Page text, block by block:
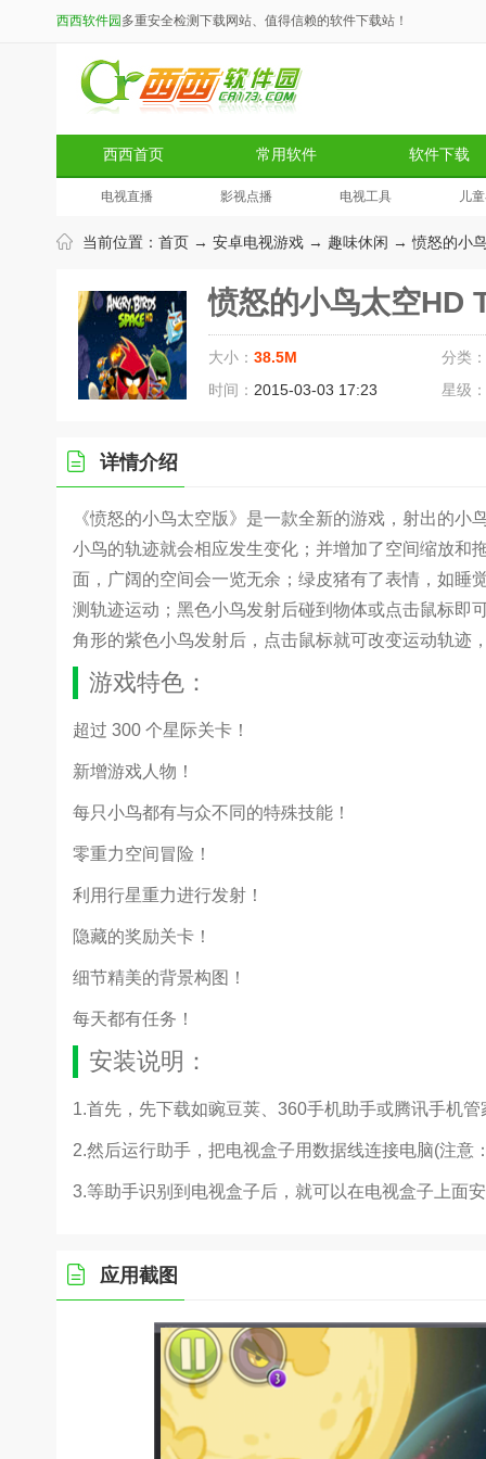
西西软件园 多重安全检测下载网站、值得信赖的软件下载站！
西西首页 常用软件 软件下载
电视直播 影视点播 电视工具 儿
当前位置： 首页 → 安卓电视游戏 → 趣味休闲 → 愤怒的小
愤怒的小鸟太空HD
大小： 38.5M
分类：
时间： 2015-03-03 17:23 星级：
详情介绍
《愤怒的小鸟太空版》是一款全新的游戏，射出的
小鸟的轨迹就会相应发生变化；并增加了空间缩放和
面，广阔的空间会一览无余；绿皮猪有了表情，如睡
测轨迹运动；黑色小鸟发射后碰到物体或点击鼠标即
角形的紫色小鸟发射后，点击鼠标就可改变运动轨迹
游戏特色：
超过 300 个星际关卡！
新增游戏人物！
每只小鸟都有与众不同的特殊技能！
零重力空间冒险！
利用行星重力进行发射！
隐藏的奖励关卡！
细节精美的背景构图！
每天都有任务！
安装说明：
1.首先，先下载如豌豆荚、360手机助手或腾讯手机
2.然后运行助手，把电视盒子用数据线连接电脑(注
3.等助手识别到电视盒子后，就可以在电视盒子上面
应用截图